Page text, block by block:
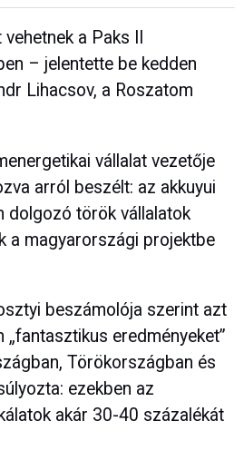
a Paks II
– jelentette be kedden
Lihacsov, a Roszatom
vállalat vezetője
arról beszélt: az akkuyui
dolgozó török vállalatok
a magyarországi projektbe
beszámolója szerint azt
eredményeket”
Törökországban és
ezekben az
akár 30-40 százalékát